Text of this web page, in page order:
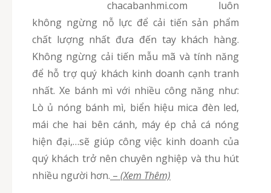
chacabanhmi.com luôn
không ngừng nỗ lực để cải tiến sản phẩm
chất lượng nhất đưa đến tay khách hàng.
Không ngừng cải tiến mẫu mã và tính năng
để hỗ trợ quý khách kinh doanh cạnh tranh
nhất. Xe bánh mì với nhiều công năng như:
Lò ủ nóng bánh mì, biển hiệu mica đèn led,
mái che hai bên cánh, máy ép chả cá nóng
hiện đại,…sẽ giúp công việc kinh doanh của
quý khách trở nên chuyên nghiệp và thu hút
nhiều người hơn. – (Xem Thêm)